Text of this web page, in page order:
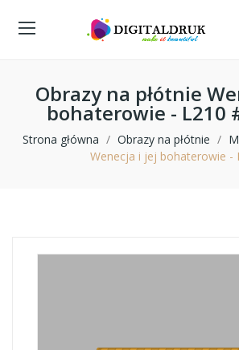
Obrazy na płótnie
bohaterowie - L210
Strona główna Obrazy na płótnie
Wenecja i jej bohaterowie -